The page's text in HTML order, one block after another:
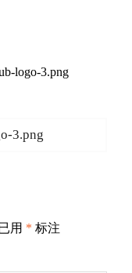
logo-3.png
3.png
用 * 标注